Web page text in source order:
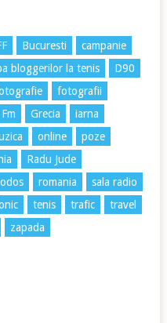
Bucuresti
campanie
bloggerilor la tenis
D90
fotografii
Grecia
iarna
online
poze
Radu Jude
romania
sala radio
tenis trafic
travel
zapada